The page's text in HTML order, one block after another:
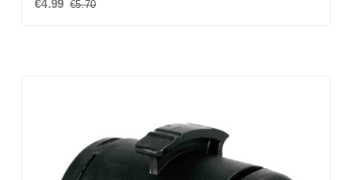
€4.99 €5.70